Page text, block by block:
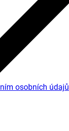
osobních údajů